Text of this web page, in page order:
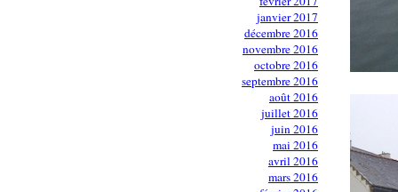
janvier 2017
décembre 2016
novembre 2016
octobre 2016
septembre 2016
août 2016
juillet 2016
juin 2016
mai 2016
avril 2016
mars 2016